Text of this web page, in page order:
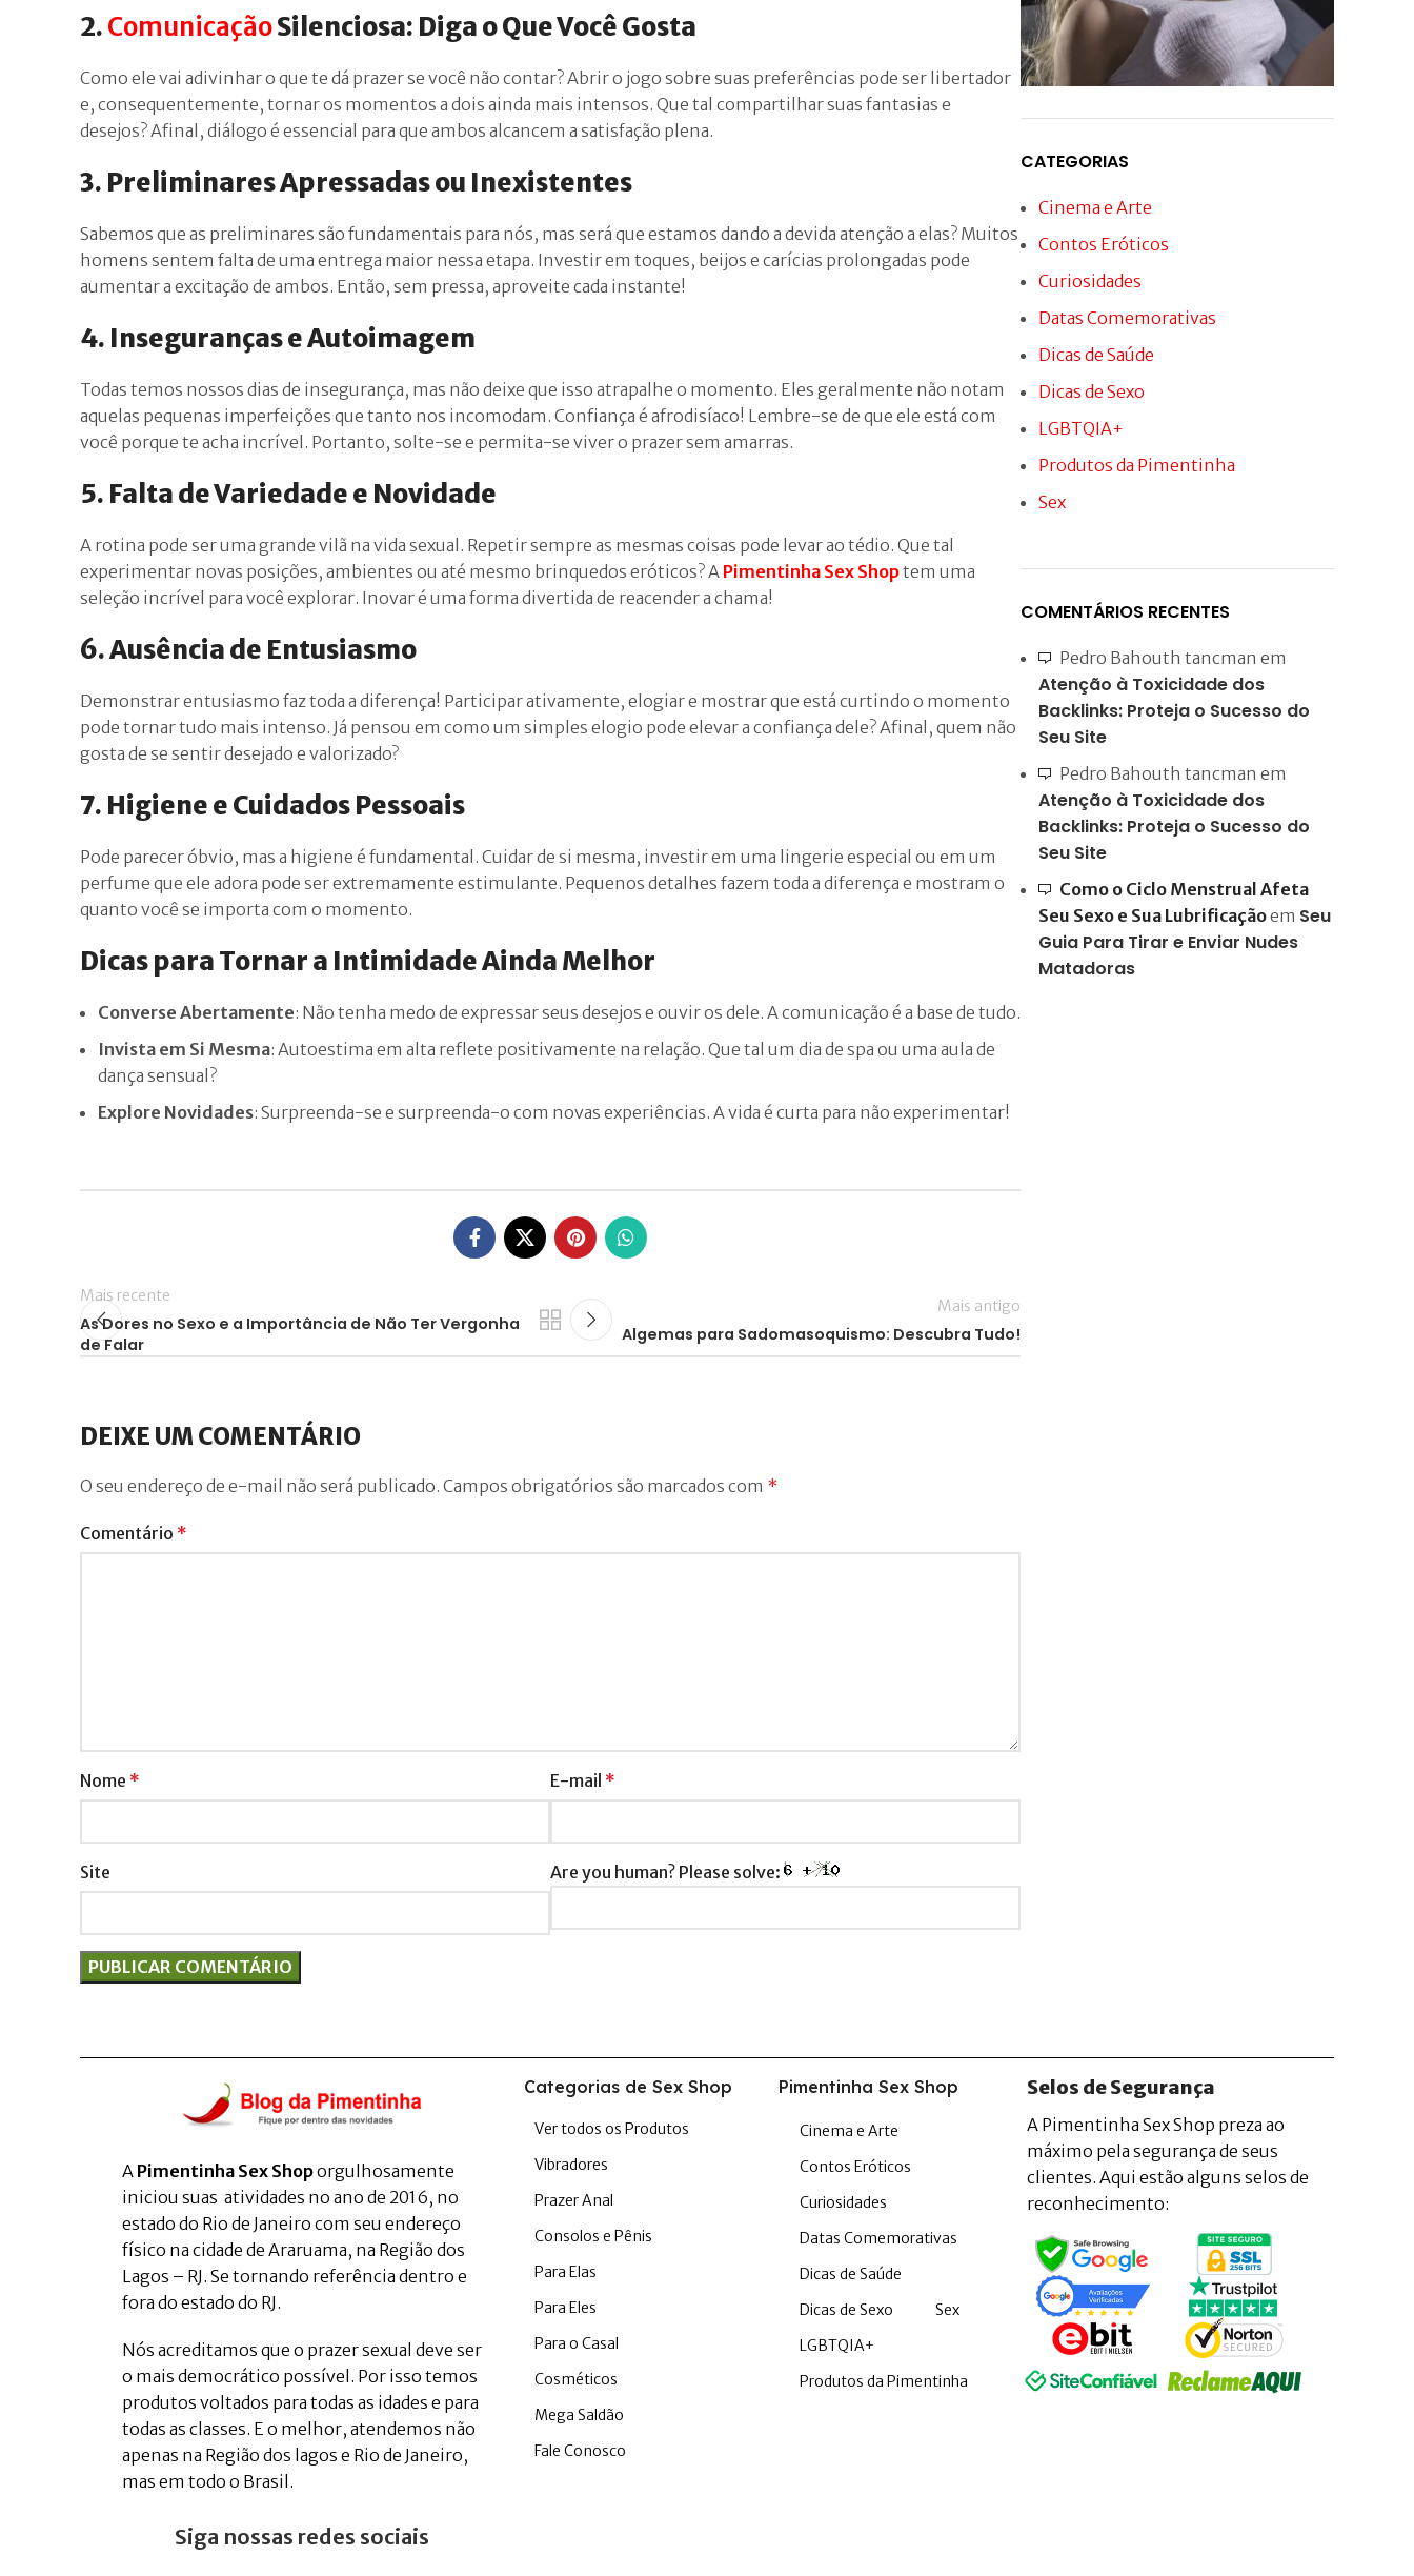
2.ComunicaçãoSilenciosa: Diga o Que Você Gosta
Como ele vai adivinhar o que te dá prazer se você não contar? Abrir o jogo sobre suas preferências pode ser libertador
e, consequentemente, tornar os momentos a dois ainda mais intensos. Que tal compartilhar suas fantasias e
desejos? Afinal, diálogo é essencial para que ambos alcancem a satisfação plena.
3. Preliminares Apressadas ou Inexistentes
Sabemos que as preliminares são fundamentais para nós, mas será que estamos dando a devida atenção a elas? Muitos
homens sentem falta de uma entrega maior nessa etapa. Investir em toques, beijos e carícias prolongadas pode
aumentar a excitação de ambos. Então, sem pressa, aproveite cada instante!
4. Inseguranças e Autoimagem
Todas temos nossos dias de insegurança, mas não deixe que isso atrapalhe o momento. Eles geralmente não notam
aquelas pequenas imperfeições que tanto nos incomodam. Confiança é afrodisíaco! Lembre-se de que ele está com
você porque te acha incrível. Portanto, solte-se e permita-se viver o prazer sem amarras.
5. Falta de Variedade e Novidade
A rotina pode ser uma grande vilã na vida sexual. Repetir sempre as mesmas coisas pode levar ao tédio. Que tal
experimentar novas posições, ambientes ou até mesmo brinquedos eróticos? A Pimentinha Sex Shoptem uma
seleção incrível para você explorar. Inovar é uma forma divertida de reacender a chama!
6. Ausência de Entusiasmo
Demonstrar entusiasmo faz toda a diferença! Participar ativamente, elogiar e mostrar que está curtindo o momento
pode tornar tudo mais intenso. Já pensou em como um simples elogio pode elevar a confiança dele? Afinal, quem não
gosta de se sentir desejado e valorizado?
7. Higiene e Cuidados Pessoais
Pode parecer óbvio, mas a higiene é fundamental. Cuidar de si mesma, investir em uma lingerie especial ou em um
perfume que ele adora pode ser extremamente estimulante. Pequenos detalhes fazem toda a diferença e mostram o
quanto você se importa com o momento.
Dicas para Tornar a Intimidade Ainda Melhor
Converse Abertamente: Não tenha medo de expressar seus desejos e ouvir os dele. A comunicação é a base de tudo.
Invista em Si Mesma: Autoestima em alta reflete positivamente na relação. Que tal um dia de spa ou uma aula de
dança sensual?
Explore Novidades: Surpreenda-se e surpreenda-o com novas experiências. A vida é curta para não experimentar!
Mais recente
As Dores no Sexo e a Importância de Não Ter Vergonha
de Falar
Mais antigo
Algemas para Sadomasoquismo: Descubra Tudo!
DEIXE UM COMENTÁRIO
O seu endereço de e-mail não será publicado. Campos obrigatórios são marcados com *
Comentário *
Nome * E-mail *
Site Are you human? Please solve:
Boneca Sexual Ultra
CATEGORIAS
Cinema e Arte
Contos Eróticos
Curiosidades
Datas Comemorativas
Dicas de Saúde
Dicas de Sexo
LGBTQIA+
Produtos da Pimentinha
Sex
COMENTÁRIOS RECENTES
Pedro Bahouth tancman em
Atenção à Toxicidade dos
Backlinks: Proteja o Sucesso do
Seu Site
Pedro Bahouth tancman em
Atenção à Toxicidade dos
Backlinks: Proteja o Sucesso do
Seu Site
Como o Ciclo Menstrual Afeta
Seu Sexo e Sua Lubrificaçãoem Seu
Guia Para Tirar e Enviar Nudes
Matadoras
A Pimentinha Sex Shoporgulhosamente
iniciou suas atividades no ano de 2016, no
estado do Rio de Janeiro com seu endereço
físico na cidade de Araruama, na Região dos
Lagos – RJ. Se tornando referência dentro e
fora do estado do RJ.
Nós acreditamos que o prazer sexual deve ser
o mais democrático possível. Por isso temos
produtos voltados para todas as idades e para
todas as classes. E o melhor, atendemos não
apenas na Região dos lagos e Rio de Janeiro,
mas em todo o Brasil.
Siga nossas redes sociais
Categorias de Sex Shop
Ver todos os Produtos
Vibradores
Prazer Anal
Consolos e Pênis
Para Elas
Para Eles
Para o Casal
Cosméticos
Mega Saldão
Fale Conosco
Pimentinha Sex Shop
Cinema e Arte
Contos Eróticos
Curiosidades
Datas Comemorativas
Dicas de Saúde
Dicas de Sexo
Sex
LGBTQIA+
Produtos da Pimentinha
Selos de Segurança
A Pimentinha Sex Shop preza ao
máximo pela segurança de seus
clientes. Aqui estão alguns selos de
reconhecimento: